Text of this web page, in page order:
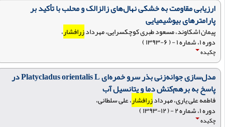
ارزیابی مقاومت به خشکی نهال‌های زالزالک و محلب با تأکید بر
پارامترهای بیوشیمیایی
پیمان اشکاوند، مسعود طبری کوچکسرایی، مهردادزرافشار،
دوره ۱، شماره ۱ - ( ۶-۱۳۹۳ )
چکیده
مدل‌سازی جوانه‌زنی بذر سرو خمره‌ای Platycladus orientalis L در
پاسخ به برهم‌کنش دما و پتانسیل آب
فاطمه علی یاری، مهردادزرافشار، علی سلطانی،
دوره ۱، شماره ۲ - ( ۱۲-۱۳۹۳ )
چکیده